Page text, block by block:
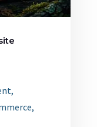
,
,